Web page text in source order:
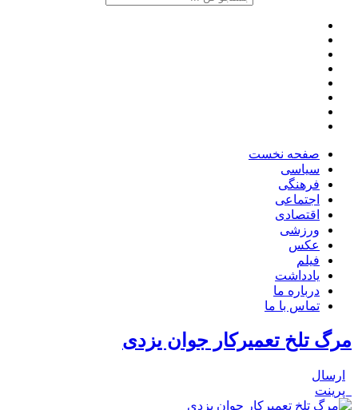
صفحه نخست
سیاسی
فرهنگی
اجتماعی
اقتصادی
ورزشی
عکس
فیلم
یادداشت
درباره ما
تماس با ما
مرگ تلخ تعمیرکار جوان یزدی
ارسال
پرینت